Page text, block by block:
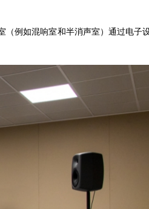
例如混响室和半消声室）通过电子